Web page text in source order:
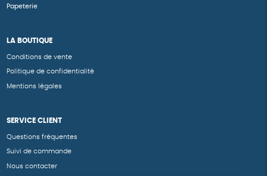
Papeterie
LA BOUTIQUE
Conditions de vente
Politique de confidentialité
Mentions légales
SERVICE CLIENT
Questions fréquentes
Suivi de commande
Nous contacter